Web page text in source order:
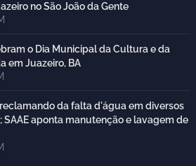
no São João da Gente
o Dia Municipal da Cultura e da
em Juazeiro, BA
da falta d'água em diversos
SAAE aponta manutenção e lavagem de